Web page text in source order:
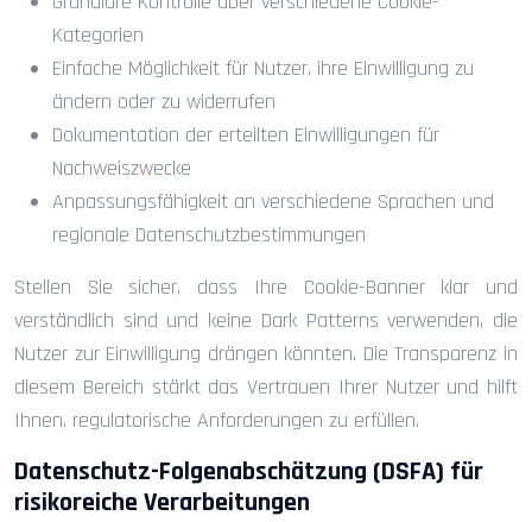
Kategorien
Einfache Möglichkeit für Nutzer, ihre Einwilligung zu
ändern oder zu widerrufen
Dokumentation der erteilten Einwilligungen für
Nachweiszwecke
Anpassungsfähigkeit an verschiedene Sprachen und
regionale Datenschutzbestimmungen
Stellen Sie sicher, dass Ihre Cookie-Banner klar und
verständlich sind und keine Dark Patterns verwenden, die
Nutzer zur Einwilligung drängen könnten. Die Transparenz in
diesem Bereich stärkt das Vertrauen Ihrer Nutzer und hilft
Ihnen, regulatorische Anforderungen zu erfüllen.
Datenschutz-Folgenabschätzung (DSFA) für
risikoreiche Verarbeitungen